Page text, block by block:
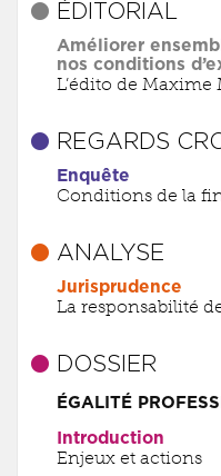
ÉDITORIAL
Améliorer
nos conditions
L’édito de Maxime
REGARDS
Enquête
Conditions de la
ANALYSE
Jurisprudence
La responsabilité
DOSSIER
ÉGALITÉ
Introduction
Enjeux et actions